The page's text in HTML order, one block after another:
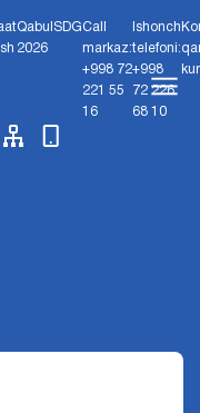
Qabul
2026
SDGCall
markaz:
+998 72
221 55
16
Ishonch
telefoni:
+998
72 226
68 10